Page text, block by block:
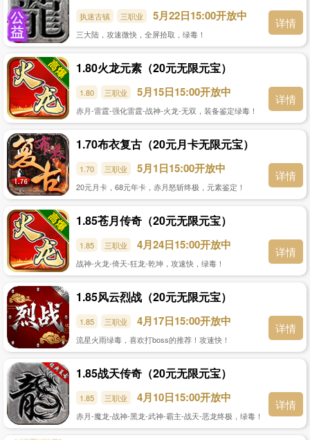
执迷古镇 三职业 5月22日15:00开放中 详情
三大陆，攻速微快，全屏拾取，绿毒！
1.80火龙元素（20元无限元宝）
1.80 三职业 5月15日15:00开放中 详情
赤月-雷霆-强化雷霆-战神-火龙-无双，装备鉴定绿毒！
1.70布衣复古（20元月卡无限元宝）
1.70 三职业 5月1日15:00开放中 详情
20元月卡，68元年卡，赤月怒斩终极，元素鉴定！
1.85苍月传奇（20元无限元宝）
1.85 三职业 4月24日15:00开放中 详情
战神-火龙-倚天-狂龙-乾坤，攻速快，绿毒！
1.85风云烈战（20元无限元宝）
1.85 三职业 4月17日15:00开放中 详情
流星火雨绿毒，喜欢打boss的推荐！攻速快！
1.85战天传奇（20元无限元宝）
1.85 三职业 4月10日15:00开放中 详情
赤月-魔龙-战神-黑龙-武神-霸主-战天-恶龙终极，绿毒！